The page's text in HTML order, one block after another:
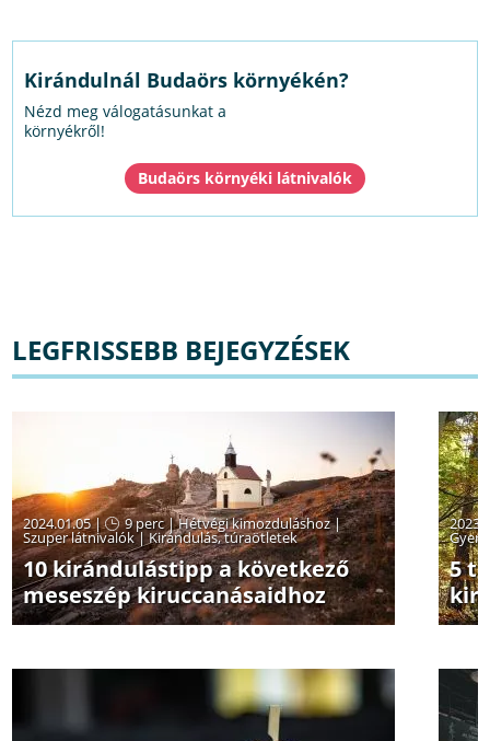
Kirándulnál Budaörs környékén?
Nézd meg válogatásunkat a
környékről!
Budaörs környéki látnivalók
LEGFRISSEBB BEJEGYZÉSEK
2024.01.05 | 9 perc|Hétvégi kimozduláshoz|
Szuper látnivalók|Kirándulás, túraötletek
10 kirándulástipp a következő
meseszép kiruccanásaidhoz
5